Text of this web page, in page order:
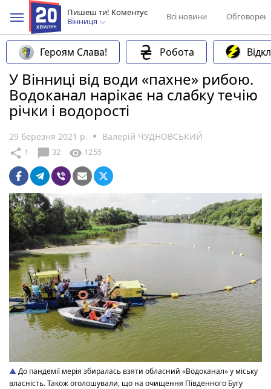
Пишеш ти! Коментує
Вінниця
Всі новини
Героям Слава! Робота
У Вінниці від води «пахне» рибою.
Водоканал нарікає на слабку течію
річки і водорості
29 березня 2021 р. Валерій ЧУДНОВСЬКИЙ
share 1 chat_bubble 32 visibility 1255
До пандемії мерія збиралась взяти обласний «Водоканал» у міську
власність. Також оголошували, що на очищення Південного Бугу